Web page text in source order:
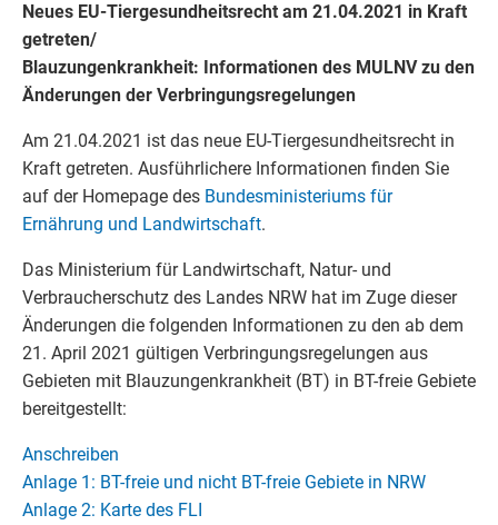
Neues EU-Tiergesundheitsrecht am 21.04.2021 in Kraft
getreten/
Blauzungenkrankheit: Informationen des MULNV zu den
Änderungen der Verbringungsregelungen
Am 21.04.2021 ist das neue EU-Tiergesundheitsrecht in
Kraft getreten. Ausführlichere Informationen finden Sie
auf der Homepage des Bundesministeriums für
Ernährung und Landwirtschaft.
Das Ministerium für Landwirtschaft, Natur- und
Verbraucherschutz des Landes NRW hat im Zuge dieser
Änderungen die folgenden Informationen zu den ab dem
21. April 2021 gültigen Verbringungsregelungen aus
Gebieten mit Blauzungenkrankheit (BT) in BT-freie Gebiete
bereitgestellt:
Anschreiben
Anlage 1: BT-freie und nicht BT-freie Gebiete in NRW
Anlage 2: Karte des FLI